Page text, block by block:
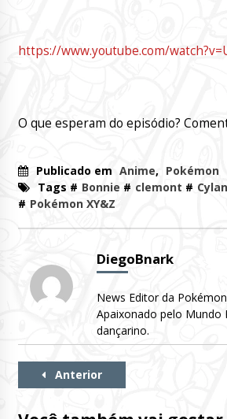
https://www.youtube.com/
O que esperam do episódio?
Publicado em Anime, Pokémon
Tags # Bonnie # clemont # Cylan
# Pokémon XY&Z
DiegoBnark
News Editor da
Apaixonado pelo Mundo
dançarino.
Continue
Anterior